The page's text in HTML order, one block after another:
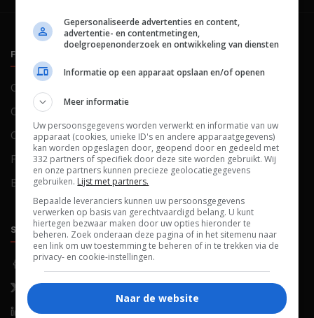
FILMTOTAAL
Contact
Over ons
Colofon
FAQ
Blog
Cookies
Cookievoorkeuren
SOCIALS
Facebook
X (Twitter)
LinkedIn
ONTDEKKEN
Nieuws
Netflix
Gepersonaliseerde advertenties en content,
advertentie- en contentmetingen,
doelgroepenonderzoek en ontwikkeling van diensten
Informatie op een apparaat opslaan en/of openen
Meer informatie
Uw persoonsgegevens worden verwerkt en informatie van uw
apparaat (cookies, unieke ID's en andere apparaatgegevens)
kan worden opgeslagen door, geopend door en gedeeld met
332 partners of specifiek door deze site worden gebruikt. Wij
en onze partners kunnen precieze geolocatiegegevens
gebruiken. Lijst met partners.
Bepaalde leveranciers kunnen uw persoonsgegevens
verwerken op basis van gerechtvaardigd belang. U kunt
hiertegen bezwaar maken door uw opties hieronder te
beheren. Zoek onderaan deze pagina of in het sitemenu naar
een link om uw toestemming te beheren of in te trekken via de
privacy- en cookie-instellingen.
Naar de website